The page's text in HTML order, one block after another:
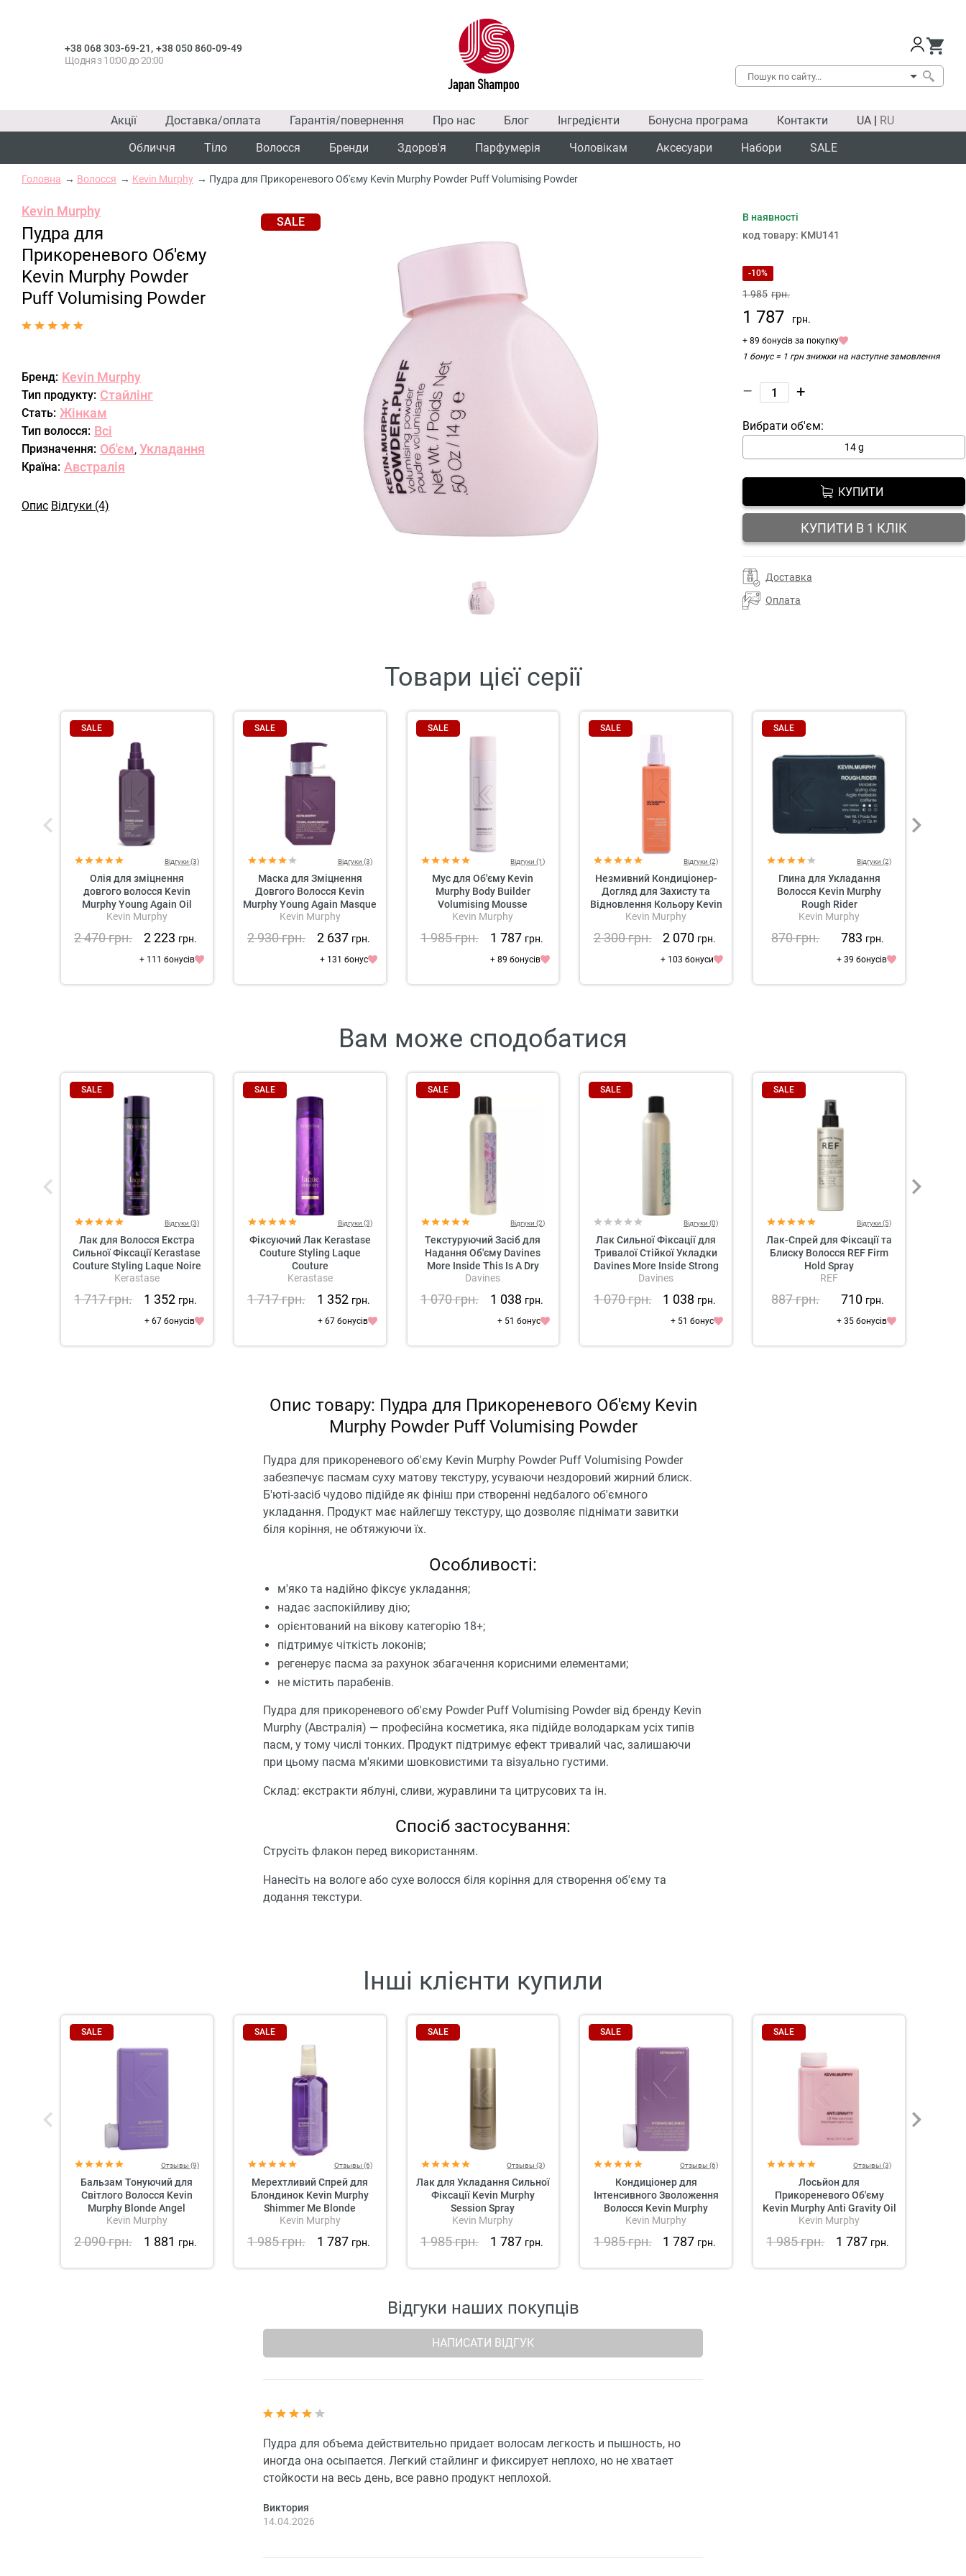
+38 068 303-69-21, +38 050 860-09-49
Щодня з 10:00 до 20:00
Акції Доставка/оплата Гарантія/повернення Про нас Блог Інгредієнти Бонусна програма Контакти UA | RU
Обличчя
Тіло Волосся Бренди Здоров'я Парфумерія Чоловікам Аксесуари Набори SALE
Головна Волосся Kevin Murphy Пудра для Прикореневого Об'єму Kevin Murphy Powder Puff Volumising Powder
Kevin Murphy
Пудра для
Прикореневого Об'єму
Kevin Murphy Powder
Puff Volumising Powder
Бренд: Kevin Murphy
Тип продукту: Стайлінг
Стать: Жінкам
Тип волосся: Всі
Призначення: Об'єм, Укладання
Країна: Австралія
Опис Відгуки (4)
SALE
В наявності
код товару: KMU141
-10%
1 985 грн.
1 787 грн.
+ 89 бонусів за покупку
1 бонус = 1 грн знижки на наступне замовлення
– +
Вибрати об'єм:
14 g
КУПИТИ
КУПИТИ В 1 КЛІК
Доставка
Оплата
Товари цієї серії
SALE
Відгуки (3)
Олія для зміцнення
довгого волосся Kevin
Murphy Young Again Oil
Treatment
Kevin Murphy
2 470грн. 2 223 грн.
+ 111 бонусів
SALE
Відгуки (3)
Маска для Зміцнення
Довгого Волосся Kevin
Murphy Young Again Masque
Kevin Murphy
2 930грн. 2 637 грн.
+ 131 бонус
SALE
Відгуки (1)
Мус для Об'єму Kevin
Murphy Body Builder
Volumising Mousse
Kevin Murphy
1 985грн. 1 787 грн.
+ 89 бонусів
SALE
Відгуки (2)
Незмивний Кондиціонер-
Догляд для Захисту та
Відновлення Кольору Kevin
Murphy Everlasting Colour
Kevin Murphy
2 300грн. 2 070 грн.
+ 103 бонуси
SALE
Відгуки (2)
Глина для Укладання
Волосся Kevin Murphy
Rough Rider
Kevin Murphy
870грн. 783 грн.
+ 39 бонусів
Вам може сподобатися
SALE
Відгуки (3)
Лак для Волосся Екстра
Сильної Фіксації Kerastase
Couture Styling Laque Noire
Extra Strong Hold
Kerastase
1 717грн. 1 352 грн.
+ 67 бонусів
SALE
Відгуки (3)
Фіксуючий Лак Kerastase
Couture Styling Laque
Couture
Kerastase
1 717грн. 1 352 грн.
+ 67 бонусів
SALE
Відгуки (2)
Текстуруючий Засіб для
Надання Об'єму Davines
More Inside This Is A Dry
Texturizer
Davines
1 070грн. 1 038 грн.
+ 51 бонус
SALE
Відгуки (0)
Лак Сильної Фіксації для
Тривалої Стійкої Укладки
Davines More Inside Strong
Hold Hairspray
Davines
1 070грн. 1 038 грн.
+ 51 бонус
SALE
Відгуки (5)
Лак-Спрей для Фіксації та
Блиску Волосся REF Firm
Hold Spray
REF
887грн. 710 грн.
+ 35 бонусів
Опис товару: Пудра для Прикореневого Об'єму Kevin
Murphy Powder Puff Volumising Powder
Пудра для прикореневого об'єму Kevin Murphy Powder Puff Volumising Powder
забезпечує пасмам суху матову текстуру, усуваючи нездоровий жирний блиск.
Б'юті-засіб чудово підійде як фініш при створенні недбалого об'ємного
укладання. Продукт має найлегшу текстуру, що дозволяє піднімати завитки
біля коріння, не обтяжуючи їх.
Особливості:
м'яко та надійно фіксує укладання;
надає заспокійливу дію;
орієнтований на вікову категорію 18+;
підтримує чіткість локонів;
регенерує пасма за рахунок збагачення корисними елементами;
не містить парабенів.
Пудра для прикореневого об'єму Powder Puff Volumising Powder від бренду Kevin
Murphy (Австралія) — професійна косметика, яка підійде володаркам усіх типів
пасм, у тому числі тонких. Продукт підтримує ефект тривалий час, залишаючи
при цьому пасма м'якими шовковистими та візуально густими.
Склад: екстракти яблуні, сливи, журавлини та цитрусових та ін.
Спосіб застосування:
Струсіть флакон перед використанням.
Нанесіть на вологе або сухе волосся біля коріння для створення об'єму та
додання текстури.
Інші клієнти купили
SALE
Отзывы (9)
Бальзам Тонуючий для
Світлого Волосся Kevin
Murphy Blonde Angel
Kevin Murphy
2 090грн. 1 881 грн.
SALE
Отзывы (6)
Мерехтливий Спрей для
Блондинок Kevin Murphy
Shimmer Me Blonde
Kevin Murphy
1 985грн. 1 787 грн.
SALE
Отзывы (3)
Лак для Укладання Сильної
Фіксації Kevin Murphy
Session Spray
Kevin Murphy
1 985грн. 1 787 грн.
SALE
Отзывы (6)
Кондиціонер для
Інтенсивного Зволоження
Волосся Kevin Murphy
Hydrate-Me Rinse
Kevin Murphy
1 985грн. 1 787 грн.
SALE
Отзывы (3)
Лосьйон для
Прикореневого Об'єму
Kevin Murphy Anti Gravity Oil
Free Volumiser
Kevin Murphy
1 985грн. 1 787 грн.
Відгуки наших покупців
НАПИСАТИ ВІДГУК
Пудра для объема действительно придает волосам легкость и пышность, но
иногда она осыпается. Легкий стайлинг и фиксирует неплохо, но не хватает
стойкости на весь день, все равно продукт неплохой.
Виктория
14.04.2026